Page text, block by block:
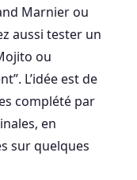
Marnier ou
aussi tester un
ou
L’idée est de
complété par
en
sur quelques